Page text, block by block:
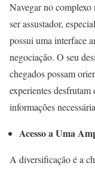
Navegar no
ser assustador,
possui uma interface
negociação. O seu
chegados possam
experientes desfrutam
informações
Acesso a Uma
A diversificação é a